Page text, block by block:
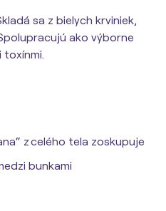
sa z bielych krviniek,
ako výborne
toxínmi.
z celého tela zoskupuje
bunkami